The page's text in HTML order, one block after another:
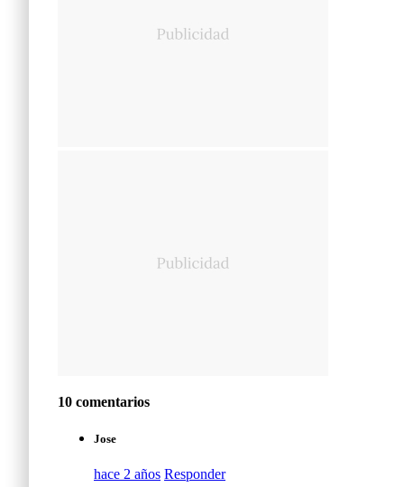
10 comentarios
Jose
hace 2 años Responder